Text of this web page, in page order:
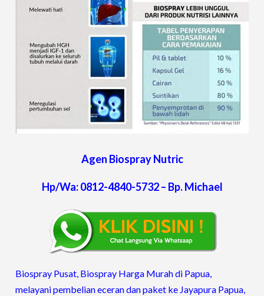
Agen Biospray Nutric
Hp/Wa: 0812-4840-5732 – Bp. Michael
Biospray Pusat, Biospray Harga Murah di Papua,
melayani pembelian eceran dan paket ke Jayapura Papua,